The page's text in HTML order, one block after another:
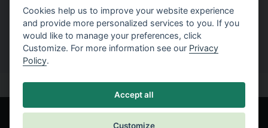
to solve a specific tasks.
Cookies help us to improve your website experience
and provide more personalized services to you. If you
would like to manage your preferences, click
Customize. For more information see our Privacy
Policy.
Accept all
Customize